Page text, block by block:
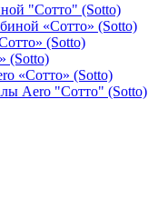
"Сотто" (Sotto)
«Сотто» (Sotto)
(Sotto)
(Sotto)
«Сотто» (Sotto)
Aero "Сотто" (Sotto)